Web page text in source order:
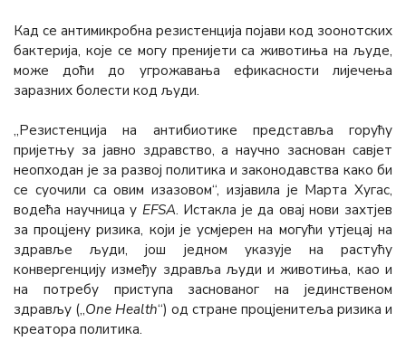
Кад се антимикробна резистенција појави код зоонотских
бактерија, које се могу пренијети са животиња на људе,
може доћи до угрожавања ефикасности лијечења
заразних болести код људи.
„Резистенција на антибиотике представља горућу
пријетњу за јавно здравство, а научно заснован савјет
неопходан је за развој политика и законодавства како би
се суочили са овим изазовом“, изјавила је Марта Хугас,
водећа научница у EFSA. Истакла је да овај нови захтјев
за процјену ризика, који је усмјерен на могући утјецај на
здравље људи, још једном указује на растућу
конвергенцију између здравља људи и животиња, као и
на потребу приступа заснованог на јединственом
здрављу („One Health“) од стране процјенитеља ризика и
креатора политика.